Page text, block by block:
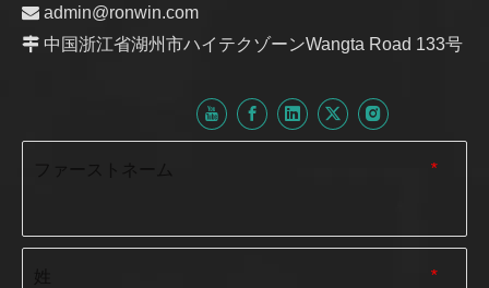
 admin@ronwin.com
 中国浙江省湖州市ハイテクゾーンWangta Road 133号
*
*